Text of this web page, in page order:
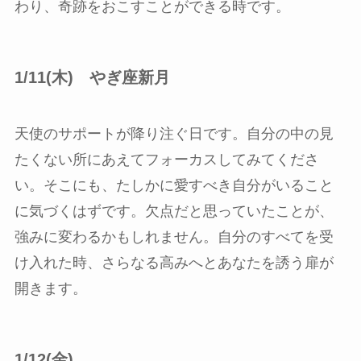
わり、奇跡をおこすことができる時です。
1/11(木) やぎ座新月
天使のサポートが降り注ぐ日です。自分の中の見
たくない所にあえてフォーカスしてみてくださ
い。そこにも、たしかに愛すべき自分がいること
に気づくはずです。欠点だと思っていたことが、
強みに変わるかもしれません。自分のすべてを受
け入れた時、さらなる高みへとあなたを誘う扉が
開きます。